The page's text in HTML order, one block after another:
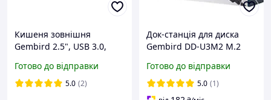
Кишеня зовнішня
Gembird 2.5", USB 3.0,
lГотово до відправки
5.0 (2)
Док-станція для диска
Gembird DD-U3M2 M.2
Готово до відправки
5.0 (1)